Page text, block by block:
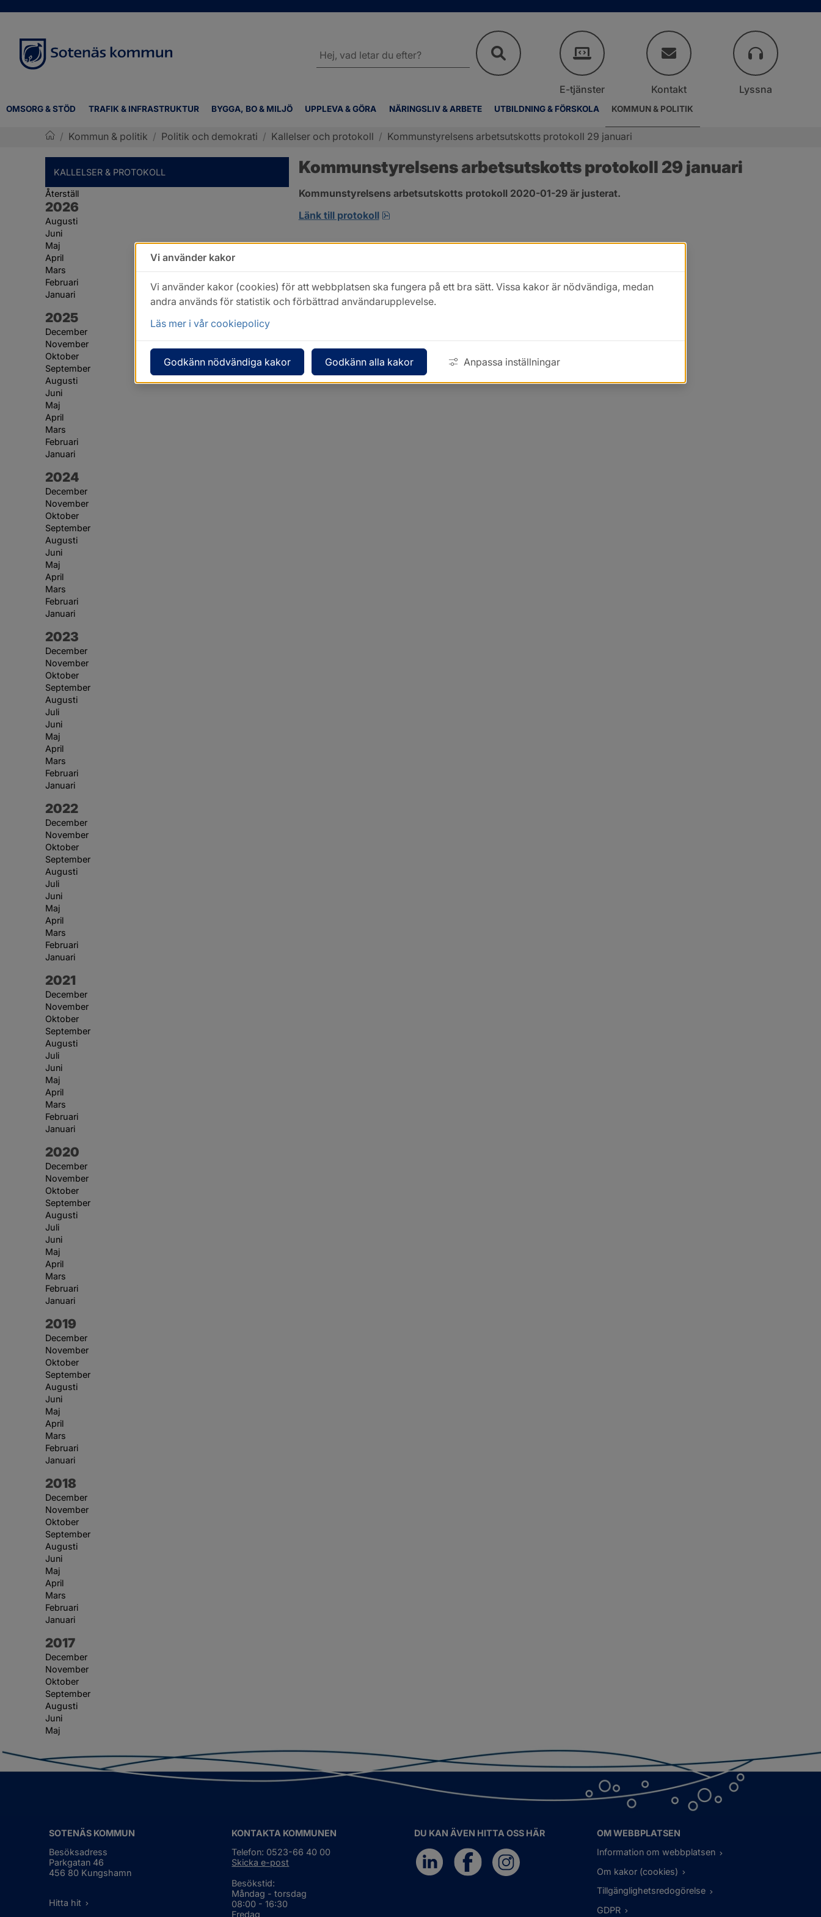
OMSORG & STÖD TRAFIK & INFRASTRUKTUR BYGGA, BO & MILJÖ UPPLEVA & GÖRA NÄRINGSLIV & ARBETE UTBILDNING & FÖRSKOLA KOMMUN & POLITIK
webbplatsen
E-tjänster Kontakt Lyssna
/ Kommun & politik / Politik och demokrati / Kallelser och protokoll / Kommunstyrelsens arbetsutskotts protokoll 29 januari
KALLELSER & PROTOKOLL
Återställ
År:
2026
Augusti
Juni
Maj
April
Mars
Februari
Januari
År:
2025
December
November
Oktober
September
Augusti
Juni
Maj
April
Mars
Februari
Januari
År:
2024
December
November
Oktober
September
Augusti
Juni
Maj
April
Mars
Februari
Januari
År:
2023
December
November
Oktober
September
Augusti
Juli
Juni
Maj
April
Mars
Februari
Januari
År:
2022
December
November
Oktober
September
Augusti
Juli
Juni
Maj
April
Mars
Februari
Januari
År:
2021
December
November
Oktober
September
Augusti
Juli
Juni
Maj
April
Mars
Februari
Januari
År:
2020
December
November
Oktober
September
Augusti
Juli
Juni
Maj
April
Mars
Februari
Januari
År:
2019
December
November
Oktober
September
Augusti
Juni
Maj
April
Mars
Februari
Januari
År:
2018
December
November
Oktober
September
Augusti
Juni
Maj
April
Mars
Februari
Januari
År:
2017
December
November
Oktober
September
Augusti
Juni
Maj
Kommunstyrelsens arbetsutskotts protokoll 29 januari
Kommunstyrelsens arbetsutskotts protokoll 2020-01-29 är justerat.
Länk till protokoll
pdf, 554.2 kB, öppnas i nytt fönster.
SOTENÄS KOMMUN
Besöksadress
Parkgatan 46
456 80 Kungshamn
Hitta hit
KONTAKTA KOMMUNEN
Telefon: 0523-66 40 00
Skicka e-post
Besökstid:
Måndag - torsdag
08:00 - 16:30
Fredag
DU KAN ÄVEN HITTA OSS HÄR
OM WEBBPLATSEN
Information om webbplatsen
Om kakor (cookies)
Tillgänglighetsredogörelse
GDPR
Vi använder kakor
Vi använder kakor (cookies) för att webbplatsen ska fungera på ett bra sätt. Vissa kakor är nödvändiga, medan
andra används för statistik och förbättrad användarupplevelse.
Läs mer i vår cookiepolicy
Godkänn nödvändiga kakor Godkänn alla kakor Anpassa inställningar